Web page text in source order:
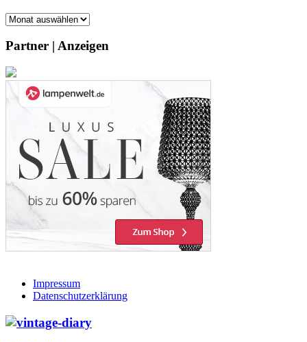
Archiv
Partner | Anzeigen
Impressum
Datenschutzerklärung